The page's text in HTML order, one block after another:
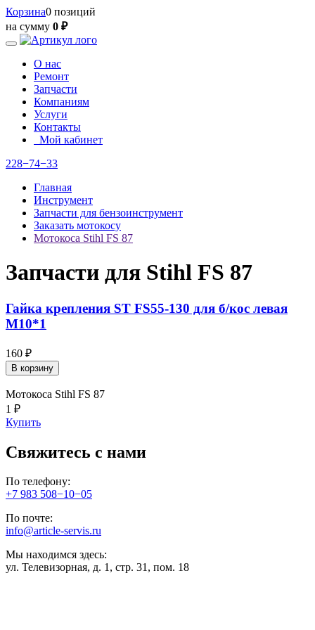
Корзина0 позиций
на сумму 0 ₽
О нас
Ремонт
Запчасти
Компаниям
Услуги
Контакты
Мой кабинет
228−74−33
Главная
Инструмент
Запчасти для бензоинструмент
Заказать мотокосу
Мотокоса Stihl FS 87
Запчасти для Stihl FS 87
Гайка крепления ST FS55-130 для б/кос левая
М10*1
160 ₽
В корзину
Мотокоса Stihl FS 87
1 ₽
Купить
Свяжитесь с нами
По телефону:
+7 983 508−10−05
По почте:
info@article-servis.ru
Мы находимся здесь:
ул. Телевизорная, д. 1, стр. 31, пом. 18